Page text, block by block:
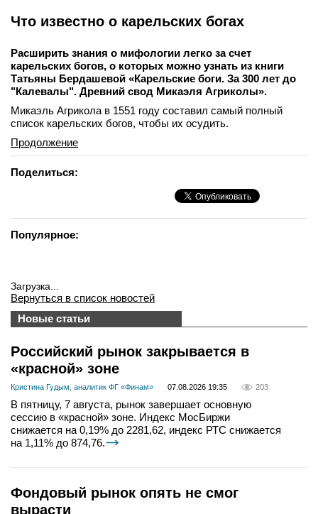
Что известно о карельских богах
Расширить знания о мифологии легко за счет
карельских богов, о которых можно узнать из книги
Татьяны Бердашевой «Карельские боги. За 300 лет до
"Калевалы". Древний свод Микаэля Агриколы».
Микаэль Агрикола в 1551 году составил самый полный
список карельских богов, чтобы их осудить.
Продолжение
Поделиться:
Популярное:
Загрузка...
Вернуться в список новостей
Новые статьи
Российский рынок закрывается в
«красной» зоне
Кристина Гудым, аналитик ФГ «Финам» 07.08.2026 19:35 203
В пятницу, 7 августа, рынок завершает основную
сессию в «красной» зоне. Индекс МосБиржи
снижается на 0,19% до 2281,62, индекс РТС снижается
на 1,11% до 874,76.
Фондовый рынок опять не смог
вырасти